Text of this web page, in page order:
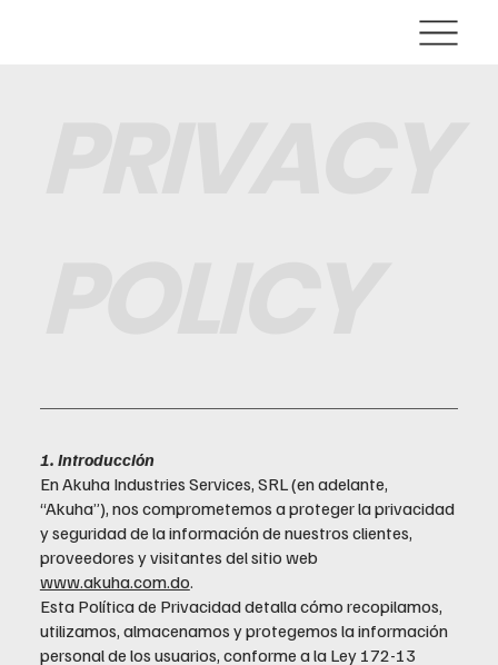
1. Introducción
En Akuha Industries Services, SRL (en adelante,
“Akuha”), nos comprometemos a proteger la privacidad
y seguridad de la información de nuestros clientes,
proveedores y visitantes del sitio web
www.akuha.com.do.
Esta Política de Privacidad detalla cómo recopilamos,
utilizamos, almacenamos y protegemos la información
personal de los usuarios, conforme a la Ley 172-13